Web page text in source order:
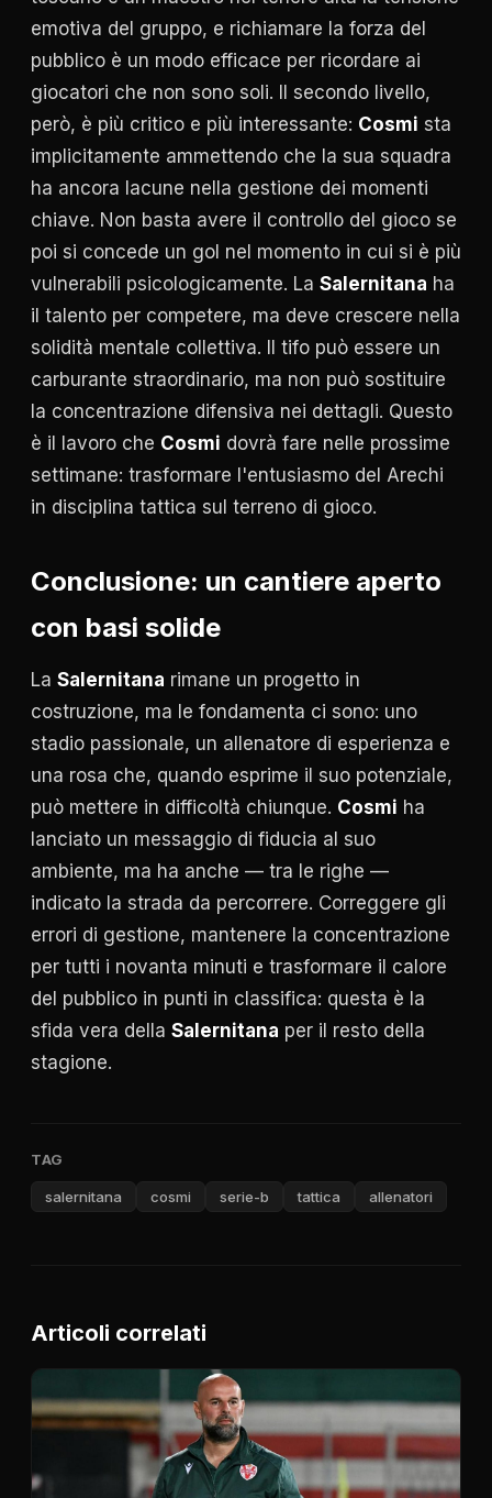
emotiva del gruppo, e richiamare la forza del
pubblico è un modo efficace per ricordare ai
giocatori che non sono soli. Il secondo livello,
però, è più critico e più interessante: Cosmi sta
implicitamente ammettendo che la sua squadra
ha ancora lacune nella gestione dei momenti
chiave. Non basta avere il controllo del gioco se
poi si concede un gol nel momento in cui si è più
vulnerabili psicologicamente. La Salernitana ha
il talento per competere, ma deve crescere nella
solidità mentale collettiva. Il tifo può essere un
carburante straordinario, ma non può sostituire
la concentrazione difensiva nei dettagli. Questo
è il lavoro che Cosmi dovrà fare nelle prossime
settimane: trasformare l'entusiasmo del Arechi
in disciplina tattica sul terreno di gioco.
Conclusione: un cantiere aperto
con basi solide
La Salernitana rimane un progetto in
costruzione, ma le fondamenta ci sono: uno
stadio passionale, un allenatore di esperienza e
una rosa che, quando esprime il suo potenziale,
può mettere in difficoltà chiunque. Cosmi ha
lanciato un messaggio di fiducia al suo
ambiente, ma ha anche — tra le righe —
indicato la strada da percorrere. Correggere gli
errori di gestione, mantenere la concentrazione
per tutti i novanta minuti e trasformare il calore
del pubblico in punti in classifica: questa è la
sfida vera della Salernitana per il resto della
stagione.
TAG
salernitana cosmi serie-b tattica allenatori
Articoli correlati